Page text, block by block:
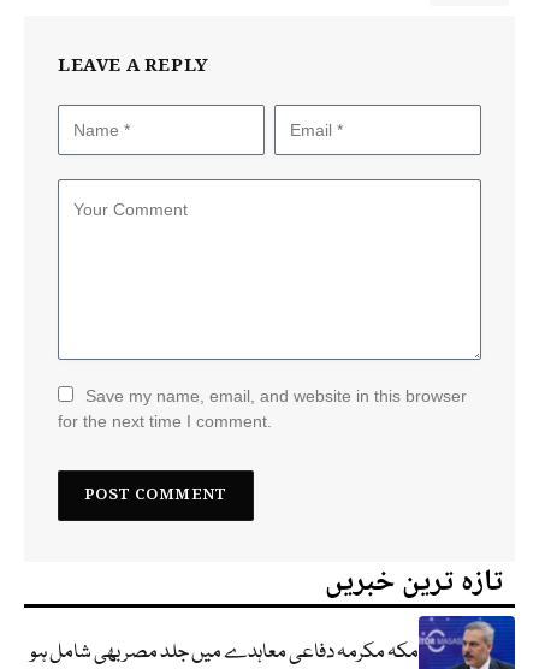
LEAVE A REPLY
Save my name, email, and website in this browser
for the next time I comment.
تازہ ترین خبریں
مکہ مکرمہ دفاعی معاہدے میں جلد مصر بھی شامل ہو